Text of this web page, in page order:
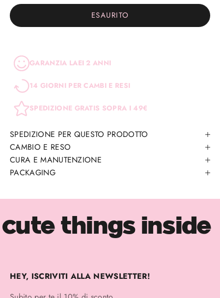
ESAURITO
GARANZIA LAEI 2 ANNI
14 GIORNI PER CAMBI E RESI
SPEDIZIONE GRATIS SOPRA I 49€
SPEDIZIONE PER QUESTO PRODOTTO
CAMBIO E RESO
CURA E MANUTENZIONE
PACKAGING
cute things inside
HEY, ISCRIVITI ALLA NEWSLETTER!